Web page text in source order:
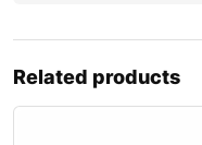
Related products